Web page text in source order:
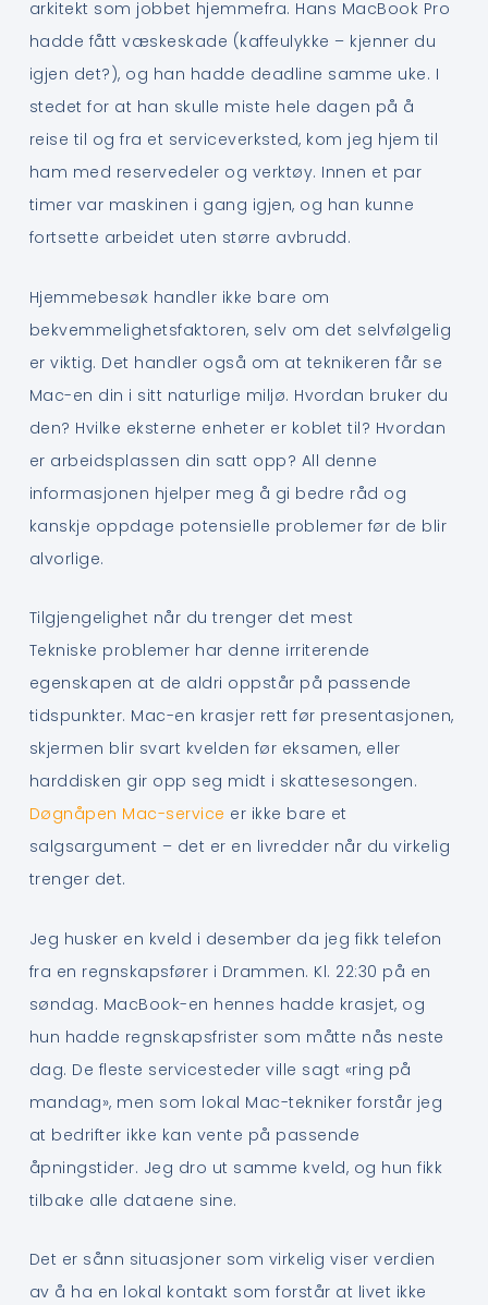
arkitekt som jobbet hjemmefra. Hans MacBook Pro
hadde fått væskeskade (kaffeulykke – kjenner du
igjen det?), og han hadde deadline samme uke. I
stedet for at han skulle miste hele dagen på å
reise til og fra et serviceverksted, kom jeg hjem til
ham med reservedeler og verktøy. Innen et par
timer var maskinen i gang igjen, og han kunne
fortsette arbeidet uten større avbrudd.
Hjemmebesøk handler ikke bare om
bekvemmelighetsfaktoren, selv om det selvfølgelig
er viktig. Det handler også om at teknikeren får se
Mac-en din i sitt naturlige miljø. Hvordan bruker du
den? Hvilke eksterne enheter er koblet til? Hvordan
er arbeidsplassen din satt opp? All denne
informasjonen hjelper meg å gi bedre råd og
kanskje oppdage potensielle problemer før de blir
alvorlige.
Tilgjengelighet når du trenger det mest
Tekniske problemer har denne irriterende
egenskapen at de aldri oppstår på passende
tidspunkter. Mac-en krasjer rett før presentasjonen,
skjermen blir svart kvelden før eksamen, eller
harddisken gir opp seg midt i skattesesongen.
Døgnåpen Mac-service er ikke bare et
salgsargument – det er en livredder når du virkelig
trenger det.
Jeg husker en kveld i desember da jeg fikk telefon
fra en regnskapsfører i Drammen. Kl. 22:30 på en
søndag. MacBook-en hennes hadde krasjet, og
hun hadde regnskapsfrister som måtte nås neste
dag. De fleste servicesteder ville sagt «ring på
mandag», men som lokal Mac-tekniker forstår jeg
at bedrifter ikke kan vente på passende
åpningstider. Jeg dro ut samme kveld, og hun fikk
tilbake alle dataene sine.
Det er sånn situasjoner som virkelig viser verdien
av å ha en lokal kontakt som forstår at livet ikke